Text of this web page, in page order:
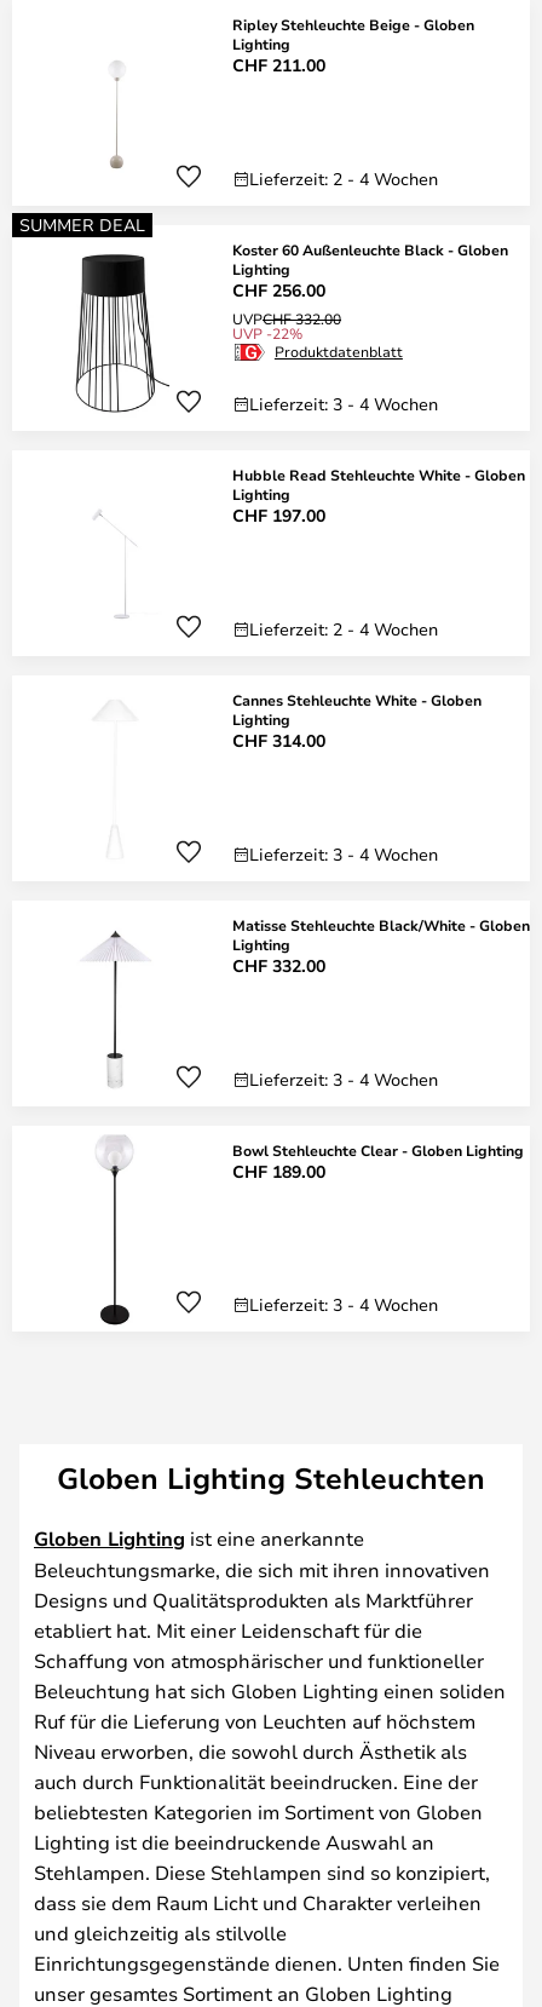
Ripley Stehleuchte Beige - Globen
Lighting
CHF 211.00
Lieferzeit: 2 - 4 Wochen
SUMMER DEAL
Koster 60 Außenleuchte Black - Globen
Lighting
CHF 256.00
UVPCHF 332.00
UVP -22%
Produktdatenblatt
Lieferzeit: 3 - 4 Wochen
Hubble Read Stehleuchte White - Globen
Lighting
CHF 197.00
Lieferzeit: 2 - 4 Wochen
Cannes Stehleuchte White - Globen
Lighting
CHF 314.00
Lieferzeit: 3 - 4 Wochen
Matisse Stehleuchte Black/White - Globen
Lighting
CHF 332.00
Lieferzeit: 3 - 4 Wochen
Bowl Stehleuchte Clear - Globen Lighting
CHF 189.00
Lieferzeit: 3 - 4 Wochen
Globen Lighting Stehleuchten
Globen Lighting ist eine anerkannte
Beleuchtungsmarke, die sich mit ihren innovativen
Designs und Qualitätsprodukten als Marktführer
etabliert hat. Mit einer Leidenschaft für die
Schaffung von atmosphärischer und funktioneller
Beleuchtung hat sich Globen Lighting einen soliden
Ruf für die Lieferung von Leuchten auf höchstem
Niveau erworben, die sowohl durch Ästhetik als
auch durch Funktionalität beeindrucken. Eine der
beliebtesten Kategorien im Sortiment von Globen
Lighting ist die beeindruckende Auswahl an
Stehlampen. Diese Stehlampen sind so konzipiert,
dass sie dem Raum Licht und Charakter verleihen
und gleichzeitig als stilvolle
Einrichtungsgegenstände dienen. Unten finden Sie
unser gesamtes Sortiment an Globen Lighting